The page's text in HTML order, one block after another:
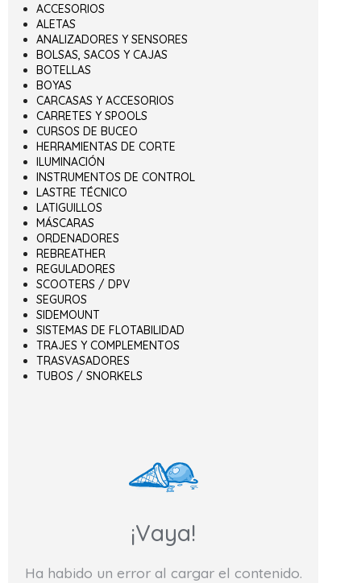
ACCESORIOS
ALETAS
ANALIZADORES Y SENSORES
BOLSAS, SACOS Y CAJAS
BOTELLAS
BOYAS
CARCASAS Y ACCESORIOS
CARRETES Y SPOOLS
CURSOS DE BUCEO
HERRAMIENTAS DE CORTE
ILUMINACIÓN
INSTRUMENTOS DE CONTROL
LASTRE TÉCNICO
LATIGUILLOS
MÁSCARAS
ORDENADORES
REBREATHER
REGULADORES
SCOOTERS / DPV
SEGUROS
SIDEMOUNT
SISTEMAS DE FLOTABILIDAD
TRAJES Y COMPLEMENTOS
TRASVASADORES
TUBOS / SNORKELS
¡Vaya!
Ha habido un error al cargar el contenido.